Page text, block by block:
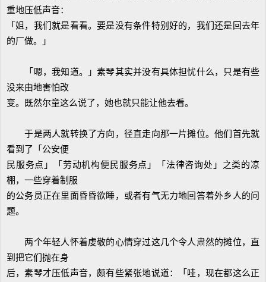
重地压低声音：
「姐，我们就是看看。要是没有条件特别好的，我们还是回去年
的厂做。」
「嗯，我知道。」素琴其实并没有具体担忧什么，只是有些
没来由地害怕改
变。既然尔童这么说了，她也就只能让他去看。
于是两人就转换了方向，径直走向那一片摊位。他们首先就
看到了「公安便
民服务点」「劳动机构便民服务点」「法律咨询处」之类的凉
棚，一些穿着制服
的公务员正在里面昏昏欲睡，或者有气无力地回答着外乡人的问
题。
两个年轻人怀着虔敬的心情穿过这几个令人肃然的摊位，直
到把它们抛在身
后，素琴才压低声音，颇有些紧张地说道：「哇，现在都这么正